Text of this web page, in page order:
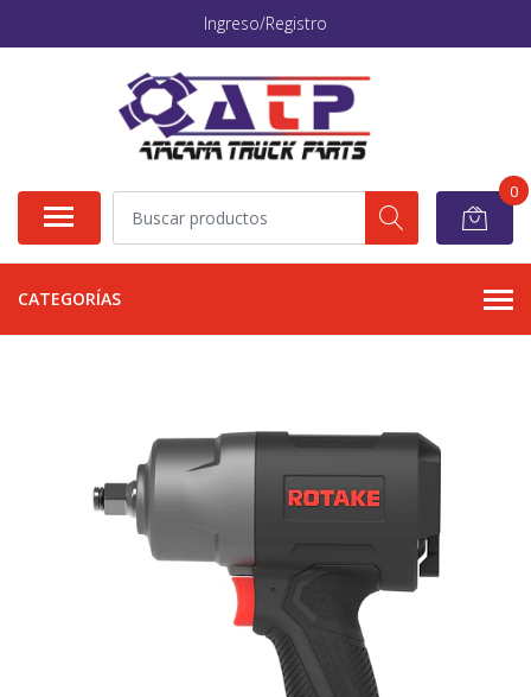
Ingreso/Registro
0
CATEGORÍAS